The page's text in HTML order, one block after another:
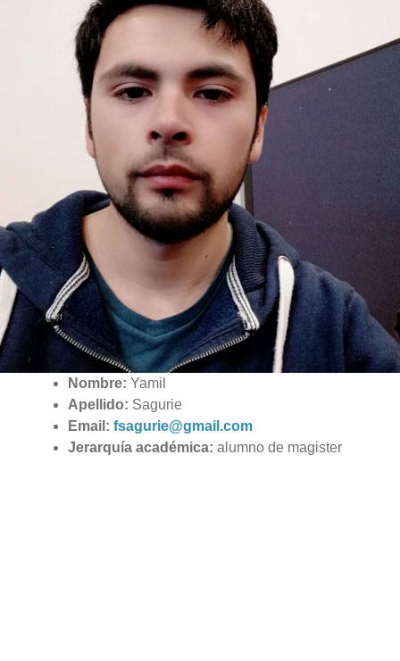
Nombre: Yamil
Apellido: Sagurie
Email: fsagurie@gmail.com
Jerarquía académica: alumno de magister